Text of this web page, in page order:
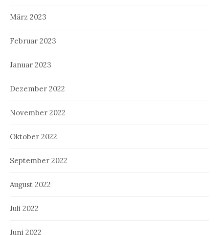
März 2023
Februar 2023
Januar 2023
Dezember 2022
November 2022
Oktober 2022
September 2022
August 2022
Juli 2022
Juni 2022